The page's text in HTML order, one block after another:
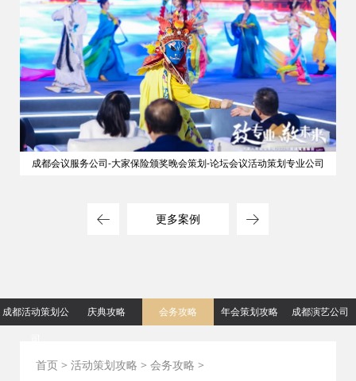
成都会议服务公司-大家保险颁奖晚会策划-论坛会议活动策划专业公司
更多案例
成都活动策划公
庆典攻略 会务攻略 年会策划攻略 成都演艺公司
首页 > 活动策划攻略 > 会务攻略 >